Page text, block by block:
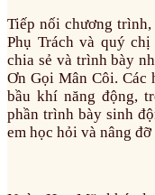
Tiếp nối chương
Phụ Trách và quý
chia sẻ và trình bày
Ơn Gọi Mân Côi. Các
bầu khí năng động,
phần trình bày sinh
em học hỏi và nâng